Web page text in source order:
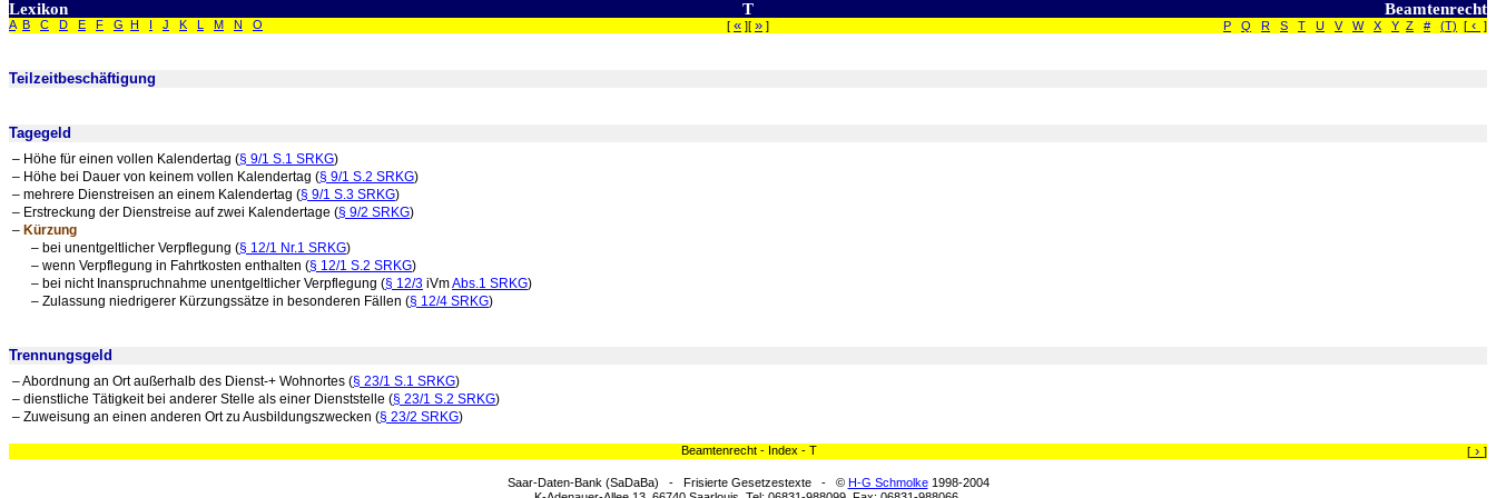
Lexikon T Beamtenrecht
A B C D E F G H I J K L M N O [ « ][ » ] P Q R S T U V W X Y Z # (T) [ ‹ ]
Teilzeitbeschäftigung
Tagegeld
– Höhe für einen vollen Kalendertag (§ 9/1 S.1 SRKG)
– Höhe bei Dauer von keinem vollen Kalendertag (§ 9/1 S.2 SRKG)
– mehrere Dienstreisen an einem Kalendertag (§ 9/1 S.3 SRKG)
– Erstreckung der Dienstreise auf zwei Kalendertage (§ 9/2 SRKG)
– Kürzung
– bei unentgeltlicher Verpflegung (§ 12/1 Nr.1 SRKG)
– wenn Verpflegung in Fahrtkosten enthalten (§ 12/1 S.2 SRKG)
– bei nicht Inanspruchnahme unentgeltlicher Verpflegung (§ 12/3 iVmAbs.1 SRKG)
– Zulassung niedrigerer Kürzungssätze in besonderen Fällen (§ 12/4 SRKG)
Trennungsgeld
– Abordnung an Ort außerhalb des Dienst-+ Wohnortes (§ 23/1 S.1 SRKG)
– dienstliche Tätigkeit bei anderer Stelle als einer Dienststelle (§ 23/1 S.2 SRKG)
– Zuweisung an einen anderen Ort zu Ausbildungszwecken (§ 23/2 SRKG)
Beamtenrecht - Index - T [ › ]
Saar-Daten-Bank (SaDaBa) - Frisierte Gesetzestexte - © H-G Schmolke1998-2004